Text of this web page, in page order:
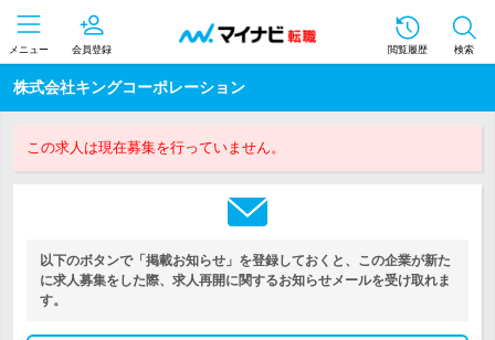
メニュー 会員登録 閲覧履歴 検索
株式会社キングコーポレーション
この求人は現在募集を行っていません。
以下のボタンで「掲載お知らせ」を登録しておくと、この企業が新た
に求人募集をした際、求人再開に関するお知らせメールを受け取れま
す。